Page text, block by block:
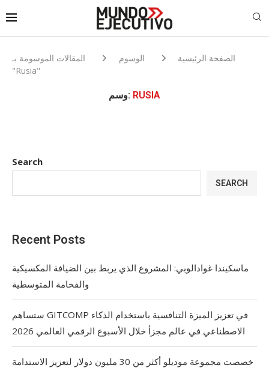
الصفحة الرئيسية الوسوم
المقالات الموسومة بـ
"Rusia"
وسم: RUSIA
Search
SEARCH
Recent Posts
ماسكيندا غوادالوبي: المشروع الذي يربط بين الضيافة المكسيكية
والفخامة المتوسطية
ستساهم GITCOMP في تعزيز الميزة التنافسية باستخدام الذكاء
الاصطناعي في عالم مجزأ خلال الأسبوع الرقمي العالمي 2026
خصصت مجموعة موديلو أكثر من 30 مليون دولار لتعزيز الاستدامة